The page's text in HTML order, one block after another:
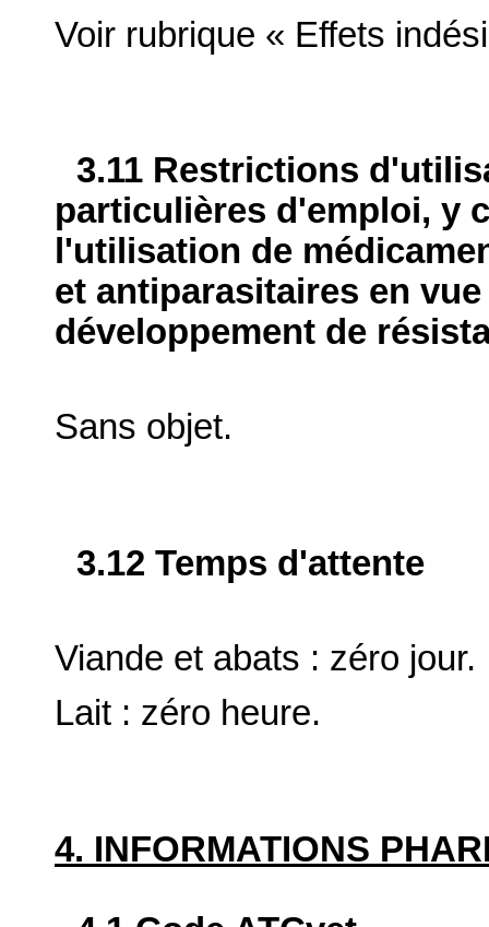
Voir rubrique « Effets
3.11 Restrictions
particulières d'emploi, y
l'utilisation de
et antiparasitaires en
développement de
Sans objet.
3.12 Temps d'attente
Viande et abats : zéro jour.
Lait : zéro heure.
4. INFORMATIONS